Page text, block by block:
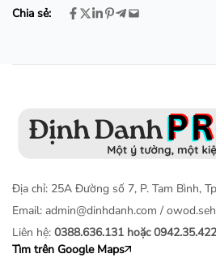
Chia sẻ:
Địa chỉ: 25A Đường số 7, P. Tam Bình,
Email: admin@dinhdanh.com /
Liên hệ: 0388.636.131 hoặc
Tìm trên Google Maps